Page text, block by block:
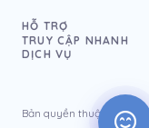
HỖ TRỢ
TRUY CẬP NHANH
DỊCH VỤ
Bản quyền thuộc về